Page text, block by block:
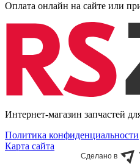
Оплата онлайн на сайте или
Интернет-магазин запчастей
Политика конфиденциальности
Карта сайта
Сделано в